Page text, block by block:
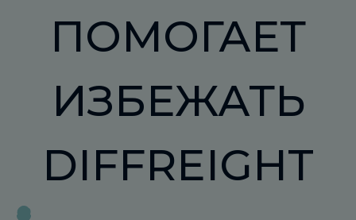
ПОМОГАЕТ
ИЗБЕЖАТЬ
DIFFREIGHT